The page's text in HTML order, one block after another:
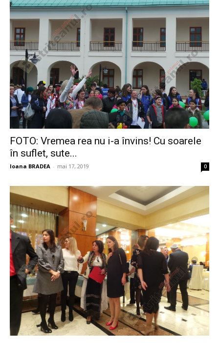
FOTO: Vremea rea nu i-a învins! Cu soarele
în suflet, sute...
Ioana BRADEA - mai 17, 2019 0